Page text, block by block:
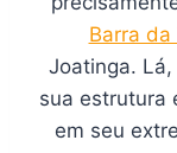
Barra da
Joatinga.
sua estrutura
em seu